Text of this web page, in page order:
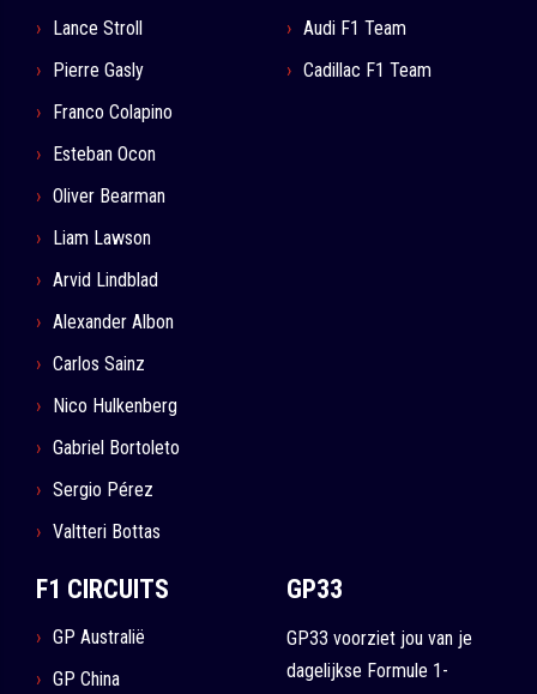
Lance Stroll
Pierre Gasly
Franco Colapino
Esteban Ocon
Oliver Bearman
Liam Lawson
Arvid Lindblad
Alexander Albon
Carlos Sainz
Nico Hulkenberg
Gabriel Bortoleto
Sergio Pérez
Valtteri Bottas
Audi F1 Team
Cadillac F1 Team
F1 CIRCUITS
GP Australië
GP China
GP33
GP33 voorziet jou van je
dagelijkse Formule 1-